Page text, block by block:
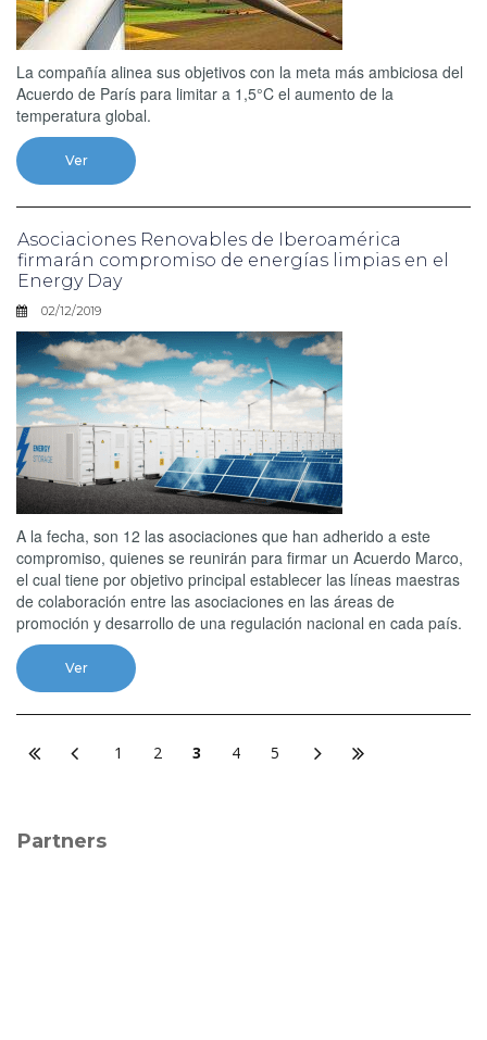
La compañía alinea sus objetivos con la meta más ambiciosa del
Acuerdo de París para limitar a 1,5°C el aumento de la
temperatura global.
Ver
Asociaciones Renovables de Iberoamérica
firmarán compromiso de energías limpias en el
Energy Day
02/12/2019
A la fecha, son 12 las asociaciones que han adherido a este
compromiso, quienes se reunirán para firmar un Acuerdo Marco,
el cual tiene por objetivo principal establecer las líneas maestras
de colaboración entre las asociaciones en las áreas de
promoción y desarrollo de una regulación nacional en cada país.
Ver
1 2 3 4 5
Partners